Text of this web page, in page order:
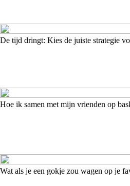
De tijd dringt: Kies de juiste strategie
Hoe ik samen met mijn vrienden op
Wat als je een gokje zou wagen op je